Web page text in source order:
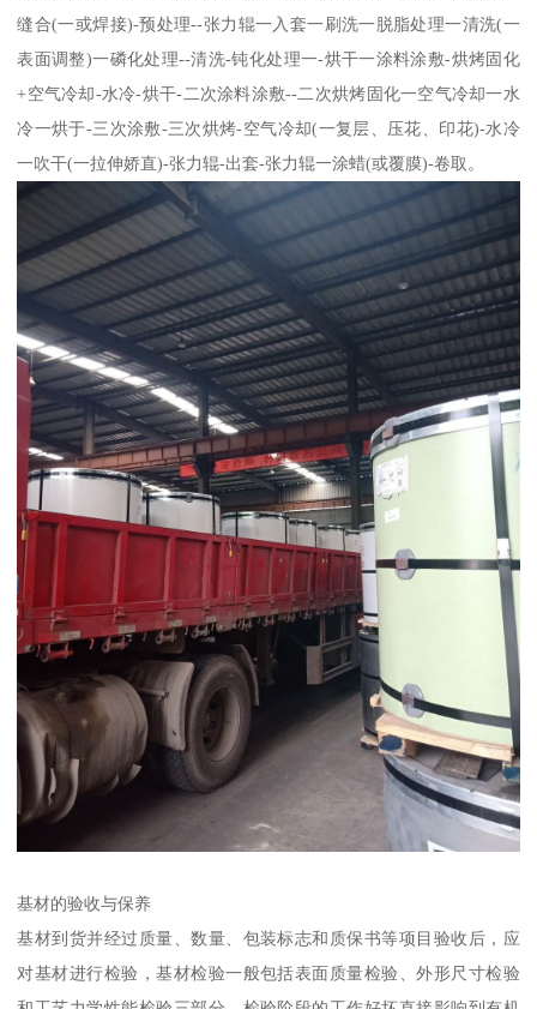
缝合(一或焊接)-预处理--张力辊一入套一刷洗一脱脂处理一清洗(一
表面调整)一磷化处理--清洗-钝化处理一-烘干一涂料涂敷-烘烤固化
+空气冷却-水冷-烘干-二次涂料涂敷--二次烘烤固化一空气冷却一水
冷一烘于-三次涂敷-三次烘烤-空气冷却(一复层、压花、印花)-水冷
一吹干(一拉伸娇直)-张力辊-出套-张力辊一涂蜡(或覆膜)-卷取。
基材的验收与保养
基材到货并经过质量、数量、包装标志和质保书等项目验收后，应
对基材进行检验，基材检验一般包括表面质量检验、外形尺寸检验